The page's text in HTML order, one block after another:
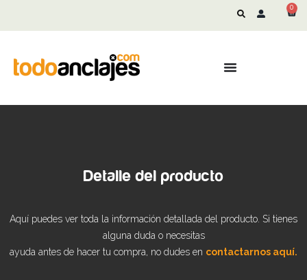
0
Detalle del producto
Aquí puedes ver toda la información detallada del producto. Si tienes
alguna duda o necesitas
ayuda antes de hacer tu compra, no dudes en contactarnos aquí.